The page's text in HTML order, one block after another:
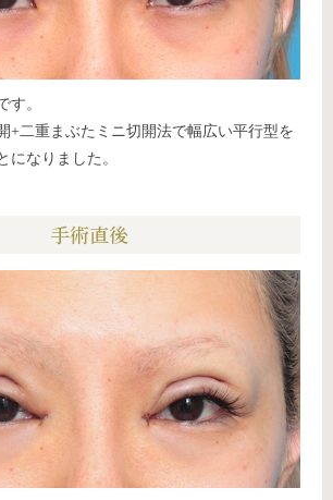
す。
+二重まぶたミニ切開法で幅広い平行型を
になりました。
手術直後